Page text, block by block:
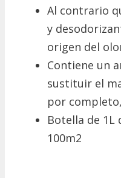
Al contrario
y
origen del
Contiene un
sustituir el
por
Botella de
100m2